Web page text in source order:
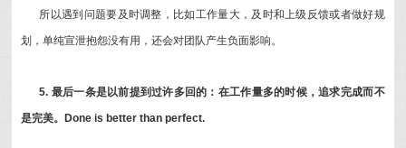
所以遇到问题要及时调整，比如工作量大，及时和上级反馈或者做好规
划，单纯宣泄抱怨没有用，还会对团队产生负面影响。
5. 最后一条是以前提到过许多回的：在工作量多的时候，追求完成而不
是完美。Done is better than perfect.